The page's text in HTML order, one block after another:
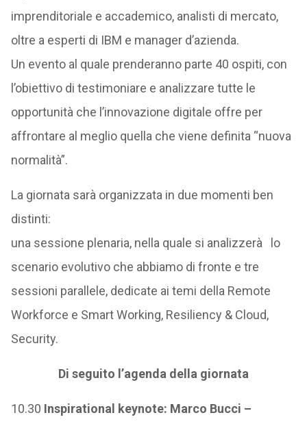
imprenditoriale e accademico, analisti di mercato,
oltre a esperti di IBM e manager d’azienda.
Un evento al quale prenderanno parte 40 ospiti, con
l’obiettivo di testimoniare e analizzare tutte le
opportunità che l’innovazione digitale offre per
affrontare al meglio quella che viene definita “nuova
normalità”.
La giornata sarà organizzata in due momenti ben
distinti:
una sessione plenaria, nella quale si analizzerà lo
scenario evolutivo che abbiamo di fronte e tre
sessioni parallele, dedicate ai temi della Remote
Workforce e Smart Working, Resiliency & Cloud,
Security.
Di seguito l’agenda della giornata
10.30 Inspirational keynote: Marco Bucci –